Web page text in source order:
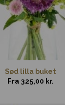
Sød lilla buket
Fra 325,00 kr.